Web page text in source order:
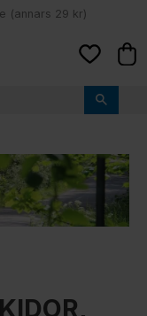
(annars 29 kr)
vi skickar lagervaror